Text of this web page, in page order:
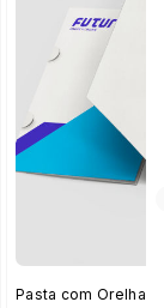
Pasta com Orelha